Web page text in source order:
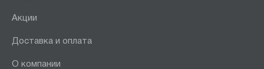
Акции
Доставка и оплата
О компании